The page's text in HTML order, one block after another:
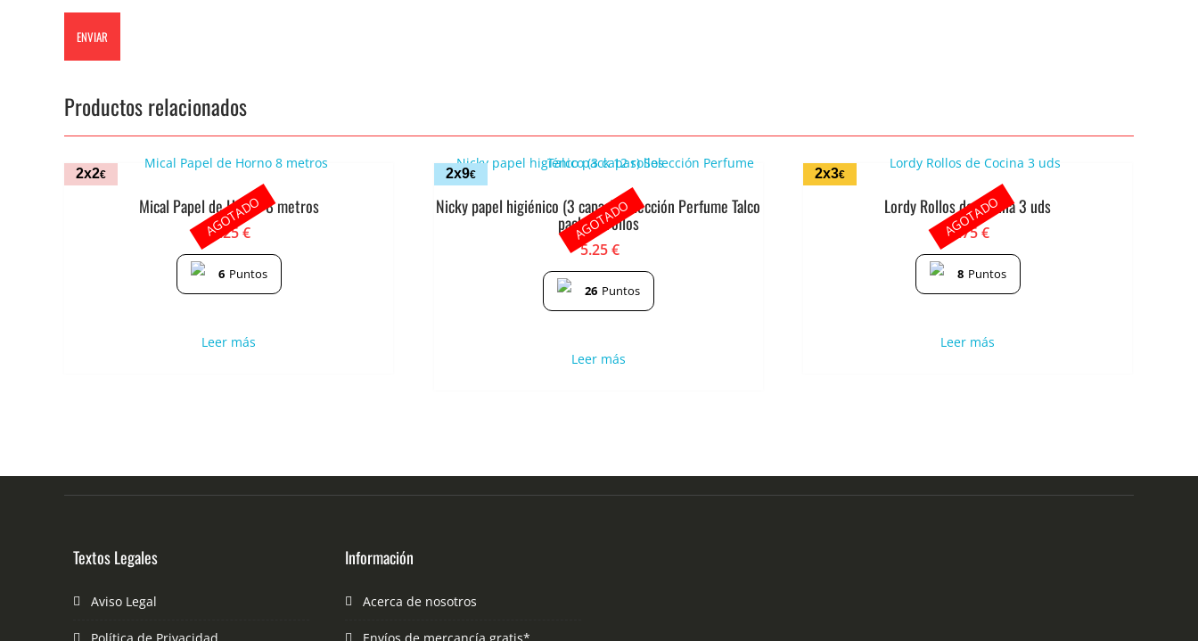
Productos relacionados
2x2€
Mical Papel de Horno 8 metros
1.25€
6 Puntos
Leer más
AGOTADO
2x9€
Nicky papel higiénico (3 capas) Selección Perfume Talco
pack 12 rollos
5.25€
26 Puntos
Leer más
AGOTADO
2x3€
Lordy Rollos de Cocina 3 uds
1.75€
8 Puntos
Leer más
AGOTADO
Textos Legales
Aviso Legal
Política de Privacidad
Información
Acerca de nosotros
Envíos de mercancía gratis*